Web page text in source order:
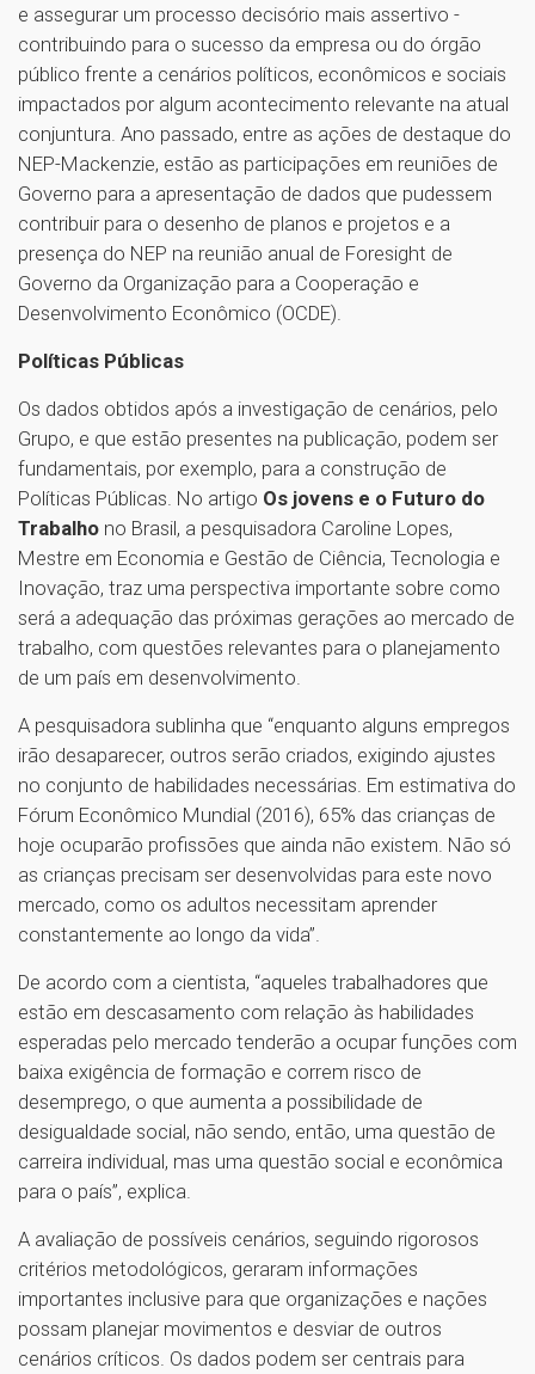
e assegurar um processo decisório mais assertivo -
contribuindo para o sucesso da empresa ou do órgão
público frente a cenários políticos, econômicos e sociais
impactados por algum acontecimento relevante na atual
conjuntura. Ano passado, entre as ações de destaque do
NEP-Mackenzie, estão as participações em reuniões de
Governo para a apresentação de dados que pudessem
contribuir para o desenho de planos e projetos e a
presença do NEP na reunião anual de Foresight de
Governo da Organização para a Cooperação e
Desenvolvimento Econômico (OCDE).
Políticas Públicas
Os dados obtidos após a investigação de cenários, pelo
Grupo, e que estão presentes na publicação, podem ser
fundamentais, por exemplo, para a construção de
Políticas Públicas. No artigo Os jovens e o Futuro do
Trabalho no Brasil, a pesquisadora Caroline Lopes,
Mestre em Economia e Gestão de Ciência, Tecnologia e
Inovação, traz uma perspectiva importante sobre como
será a adequação das próximas gerações ao mercado de
trabalho, com questões relevantes para o planejamento
de um país em desenvolvimento.
A pesquisadora sublinha que “enquanto alguns empregos
irão desaparecer, outros serão criados, exigindo ajustes
no conjunto de habilidades necessárias. Em estimativa do
Fórum Econômico Mundial (2016), 65% das crianças de
hoje ocuparão profissões que ainda não existem. Não só
as crianças precisam ser desenvolvidas para este novo
mercado, como os adultos necessitam aprender
constantemente ao longo da vida”.
De acordo com a cientista, “aqueles trabalhadores que
estão em descasamento com relação às habilidades
esperadas pelo mercado tenderão a ocupar funções com
baixa exigência de formação e correm risco de
desemprego, o que aumenta a possibilidade de
desigualdade social, não sendo, então, uma questão de
carreira individual, mas uma questão social e econômica
para o país”, explica.
A avaliação de possíveis cenários, seguindo rigorosos
critérios metodológicos, geraram informações
importantes inclusive para que organizações e nações
possam planejar movimentos e desviar de outros
cenários críticos. Os dados podem ser centrais para